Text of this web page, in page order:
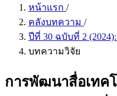
หน้าแรก /
คลังบทความ /
ปีที่ 30 ฉบับที่ 2
บทความวิจัย
การพัฒนาสื่อเทคโ